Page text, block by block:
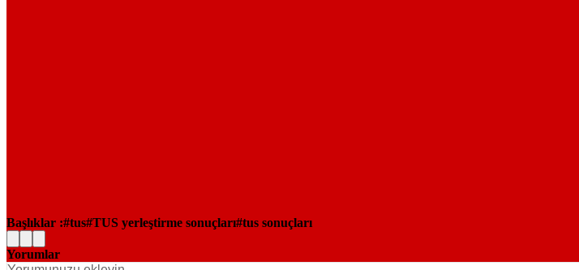
Başlıklar : tus TUS yerleştirme sonuçları tus sonuçları
Yorumlar